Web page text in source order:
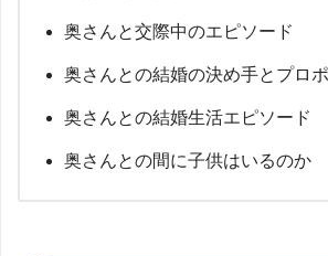
奥さんと交際中のエピソード
奥さんとの結婚の決め手とプロ
奥さんとの結婚生活エピソード
奥さんとの間に子供はいるのか